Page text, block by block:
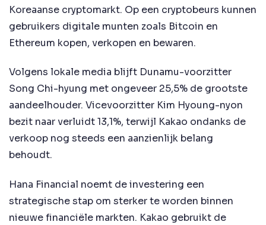
Koreaanse cryptomarkt. Op een cryptobeurs kunnen
gebruikers digitale munten zoals Bitcoin en
Ethereum kopen, verkopen en bewaren.
Volgens lokale media blijft Dunamu-voorzitter
Song Chi-hyung met ongeveer 25,5% de grootste
aandeelhouder. Vicevoorzitter Kim Hyoung-nyon
bezit naar verluidt 13,1%, terwijl Kakao ondanks de
verkoop nog steeds een aanzienlijk belang
behoudt.
Hana Financial noemt de investering een
strategische stap om sterker te worden binnen
nieuwe financiële markten. Kakao gebruikt de